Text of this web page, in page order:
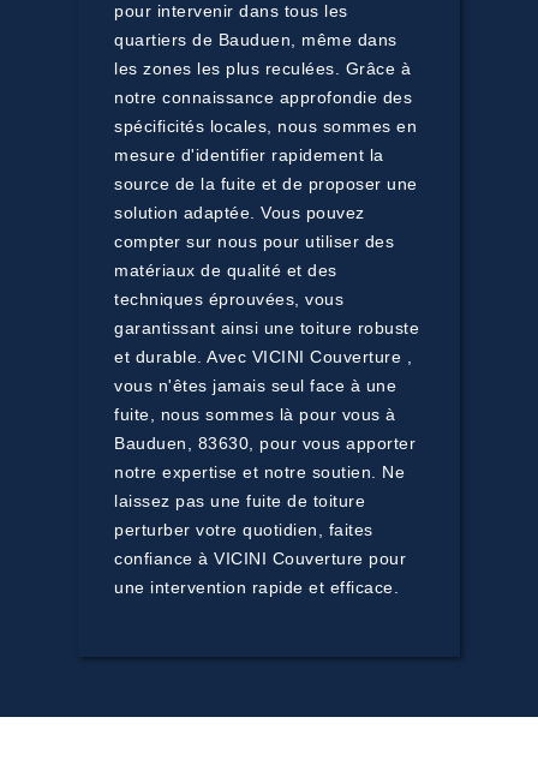
pour intervenir dans tous les
quartiers de Bauduen, même dans
les zones les plus reculées. Grâce à
notre connaissance approfondie des
spécificités locales, nous sommes en
mesure d'identifier rapidement la
source de la fuite et de proposer une
solution adaptée. Vous pouvez
compter sur nous pour utiliser des
matériaux de qualité et des
techniques éprouvées, vous
garantissant ainsi une toiture robuste
et durable. Avec VICINI Couverture ,
vous n'êtes jamais seul face à une
fuite, nous sommes là pour vous à
Bauduen, 83630, pour vous apporter
notre expertise et notre soutien. Ne
laissez pas une fuite de toiture
perturber votre quotidien, faites
confiance à VICINI Couverture pour
une intervention rapide et efficace.